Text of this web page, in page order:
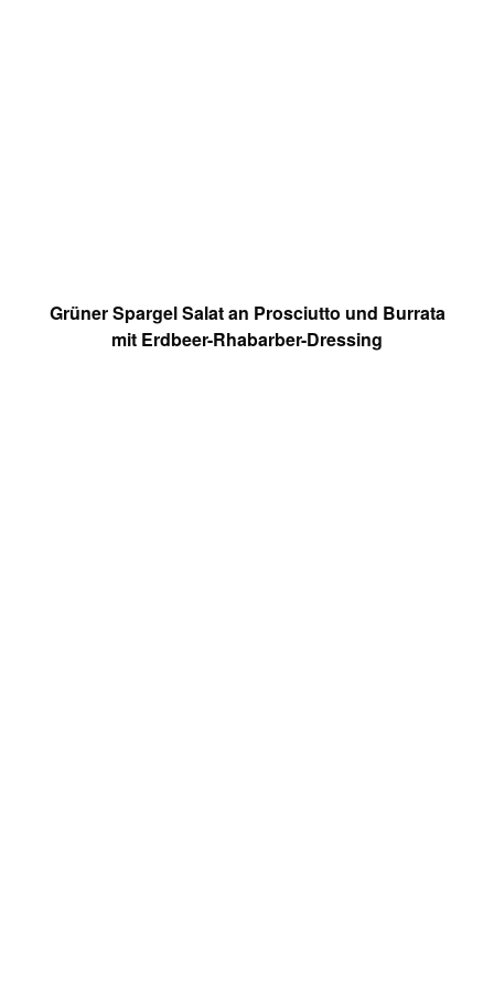
Grüner Spargel Salat an Prosciutto und Burrata
mit Erdbeer-Rhabarber-Dressing